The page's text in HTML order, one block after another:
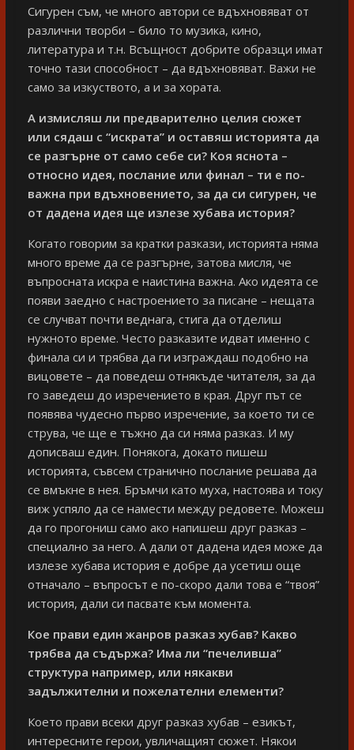
Сигурен съм, че много автори се вдъхновяват от
различни творби – било то музика, кино,
литература и т.н. Всъщност добрите образци имат
точно тази способност – да вдъхновяват. Важи не
само за изкуството, а и за хората.
А измисляш ли предварително целия сюжет
или сядаш с “искрата” и оставяш историята да
се разгърне от само себе си? Коя яснота –
относно идея, послание или финал – ти е по-
важна при вдъхновението, за да си сигурен, че
от дадена идея ще излезе хубава история?
Когато говорим за кратки разкази, историята няма
много време да се разгърне, затова мисля, че
въпросната искра е наистина важна. Ако идеята се
появи заедно с настроението за писане – нещата
се случват почти веднага, стига да отделиш
нужното време. Често разказите идват именно с
финала си и трябва да ги изграждаш подобно на
вицовете – да поведеш отнякъде читателя, за да
го заведеш до изречението в края. Друг път се
появява чудесно първо изречение, за което ти се
струва, че ще е тъжно да си няма разказ. И му
дописваш един. Понякога, докато пишеш
историята, съвсем странично послание решава да
се вмъкне в нея. Бръмчи като муха, настоява и току
виж успяло да се намести между редовете. Можеш
да го прогониш само ако напишеш друг разказ –
специално за него. А дали от дадена идея може да
излезе хубава история е добре да усетиш още
отначало – въпросът е по-скоро дали това е “твоя”
история, дали си пасвате към момента.
Кое прави един жанров разказ хубав? Какво
трябва да съдържа? Има ли “печеливша”
структура например, или някакви
задължителни и пожелателни елементи?
Което прави всеки друг разказ хубав – езикът,
интересните герои, увличащият сюжет. Някои